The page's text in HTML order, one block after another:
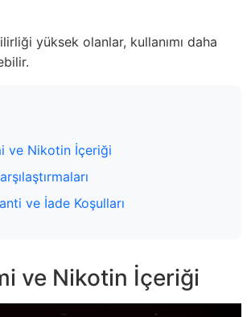
yüksek olanlar, kullanımı daha
ve Nikotin İçeriği
ve İade Koşulları
ve Nikotin İçeriği